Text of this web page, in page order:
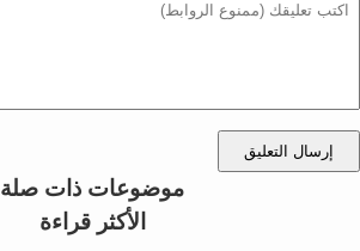
إرسال التعليق
موضوعات ذات صلة
الأكثر قراءة